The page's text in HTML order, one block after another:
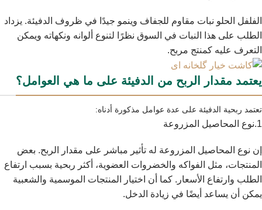
الفلفل الحلو نبات مقاوم للجفاف وينمو جيدًا في ظروف الدفيئة. يزداد
الطلب على هذا النبات في السوق نظرًا لتنوع ألوانه ونكهاته ويمكن
التعرف عليه كمنتج مربح.
يعتمد مقدار الربح من الدفيئة على ما هي العوامل؟
تعتمد ربحية الدفيئة على عدة عوامل مذكورة أدناه:
1.نوع المحاصيل المزروعة
إن نوع المحاصيل المزروعة له تأثير مباشر على مقدار الربح. بعض
المنتجات، مثل الفواكه والخضروات العضوية، أكثر ربحية بسبب ارتفاع
الطلب وارتفاع الأسعار. كما أن اختيار المنتجات الموسمية والشعبية
يمكن أن يساعد أيضًا في زيادة الدخل.